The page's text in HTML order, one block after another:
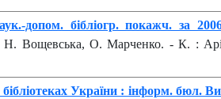
допом. бібліогр. покажч. за
Н. Вощевська, О. Марченко. - К. :
України : інформ. бюл.